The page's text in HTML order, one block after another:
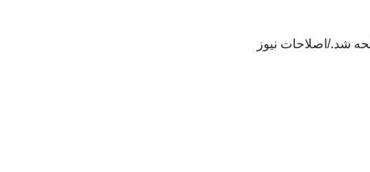
شد./اصلاحات نیوز